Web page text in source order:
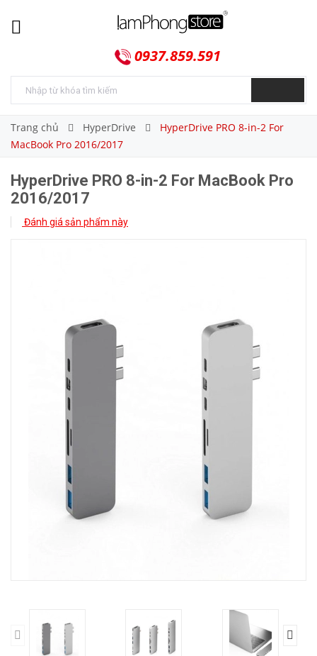
0937.859.591
Trang chủ HyperDrive
HyperDrive PRO 8-in-2 For
MacBook Pro 2016/2017
HyperDrive PRO 8-in-2 For MacBook Pro
2016/2017
Đánh giá sản phẩm này